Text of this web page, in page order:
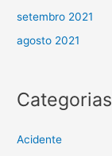
setembro 2021
agosto 2021
Categorias
Acidente